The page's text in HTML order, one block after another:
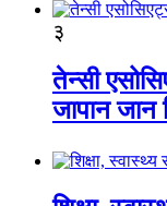
३
तेन्सी
जापान